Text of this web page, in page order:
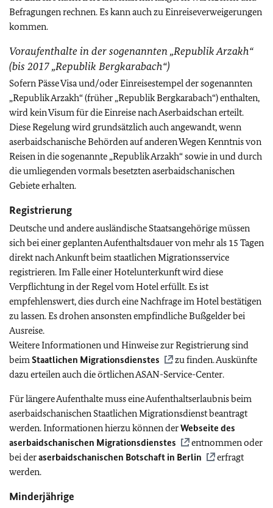
Befragungen rechnen. Es kann auch zu Einreiseverweigerungen
kommen.
Voraufenthalte in der sogenannten „Republik Arzakh“
(bis 2017 „Republik Bergkarabach“)
Sofern Pässe Visa und/oder Einreisestempel der sogenannten
„Republik Arzakh“ (früher „Republik Bergkarabach“) enthalten,
wird kein Visum für die Einreise nach Aserbaidschan erteilt.
Diese Regelung wird grundsätzlich auch angewandt, wenn
aserbaidschanische Behörden auf anderen Wegen Kenntnis von
Reisen in die sogenannte „Republik Arzakh“ sowie in und durch
die umliegenden vormals besetzten aserbaidschanischen
Gebiete erhalten.
Registrierung
Deutsche und andere ausländische Staatsangehörige müssen
sich bei einer geplanten Aufenthaltsdauer von mehr als 15 Tagen
direkt nach Ankunft beim staatlichen Migrationsservice
registrieren. Im Falle einer Hotelunterkunft wird diese
Verpflichtung in der Regel vom Hotel erfüllt. Es ist
empfehlenswert, dies durch eine Nachfrage im Hotel bestätigen
zu lassen. Es drohen ansonsten empfindliche Bußgelder bei
Ausreise.
Weitere Informationen und Hinweise zur Registrierung sind
beimStaatlichen Migrationsdienstes
zu finden. Auskünfte
dazu erteilen auch die örtlichen ASAN-Service-Center.
Für längere Aufenthalte muss eine Aufenthaltserlaubnis beim
aserbaidschanischen Staatlichen Migrationsdienst beantragt
werden. Informationen hierzu können derWebseite des
aserbaidschanischen Migrationsdienstes
entnommen oder
bei deraserbaidschanischen Botschaft in Berlin
erfragt
werden.
Minderjährige